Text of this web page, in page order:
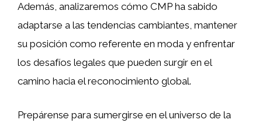
Además, analizaremos cómo CMP ha sabido
adaptarse a las tendencias cambiantes, mantener
su posición como referente en moda y enfrentar
los desafíos legales que pueden surgir en el
camino hacia el reconocimiento global.
Prepárense para sumergirse en el universo de la